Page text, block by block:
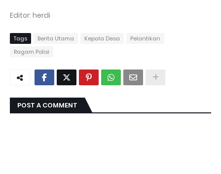
Editor: herdi
Tags Berita Utama Kepala Desa
Pelantikan
Ragam Polisi
POST A COMMENT